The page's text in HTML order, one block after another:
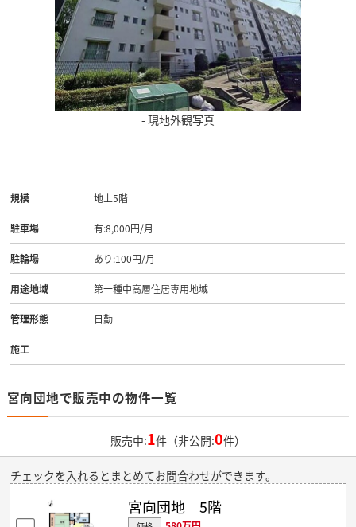
- 現地外観写真
規模 地上5階
駐車場 有:8,000円/月
駐輪場 あり:100円/月
用途地域 第一種中高層住居専用地域
管理形態 日勤
施工
宮向団地で販売中の物件一覧
販売中:1件（非公開:0件）
チェックを入れるとまとめてお問合わせができます。
宮向団地 5階